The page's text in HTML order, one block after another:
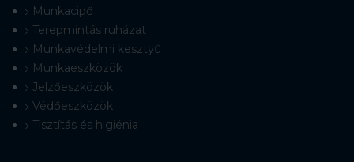
Munkacipő
Terepmintás ruházat
Munkavédelmi kesztyű
Munkaeszközök
Jelzőeszközök
Védőeszközök
Tisztítás és higiénia